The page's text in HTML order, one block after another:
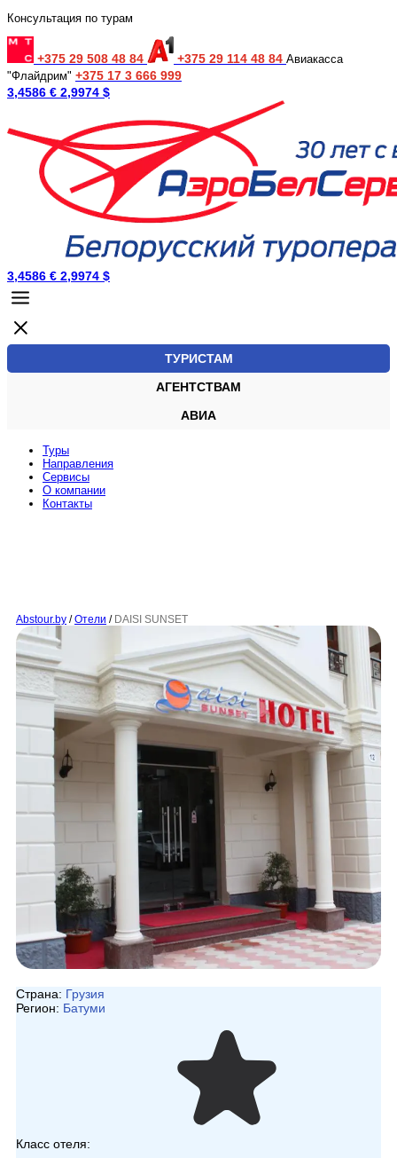
Консультация по турам
+375 29 508 48 84 +375 29 114 48 84 Авиакасса
"Флайдрим" +375 17 3 666 999
3,4586 € 2,9974 $
3,4586 € 2,9974 $
ТУРИСТАМ
АГЕНТСТВАМ
АВИА
Туры
Направления
Сервисы
O компании
Контакты
Abstour.by / Отели / DAISI SUNSET
Страна: Грузия
Регион: Батуми
Класс отеля: